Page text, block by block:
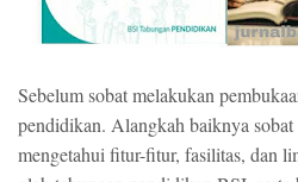
Sebelum sobat melakukan
pendidikan. Alangkah baiknya
mengetahui fitur-fitur, fasilitas, dan